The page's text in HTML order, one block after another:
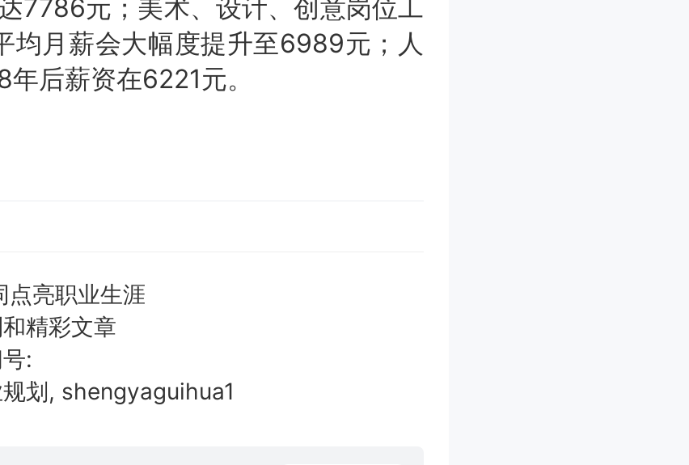
7786元；美术、设计、创意岗位工
均月薪会大幅度提升至6989元；人
后薪资在6221元。
点亮职业生涯
精彩文章
:
划, shengyaguihua1